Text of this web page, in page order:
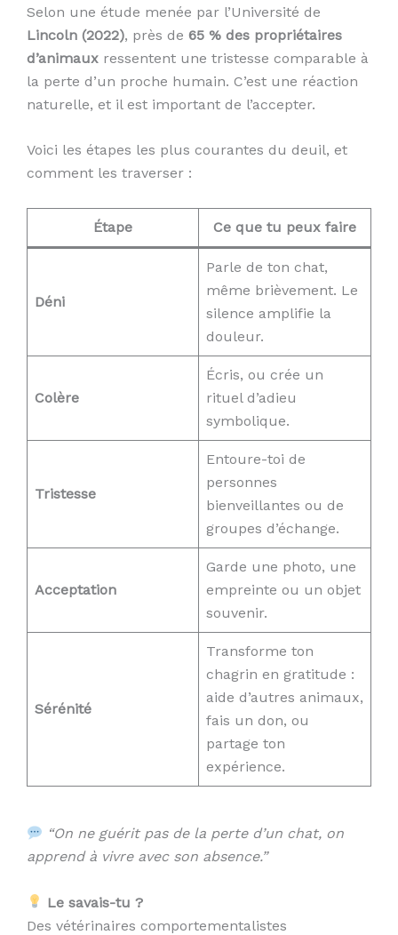
Selon une étude menée par l’Université de
Lincoln (2022), près de 65 % des propriétaires
d’animaux ressentent une tristesse comparable à
la perte d’un proche humain. C’est une réaction
naturelle, et il est important de l’accepter.
Voici les étapes les plus courantes du deuil, et
comment les traverser :
Étape Ce que tu peux faire
Déni
Parle de ton chat,
même brièvement. Le
silence amplifie la
douleur.
Colère
Écris, ou crée un
rituel d’adieu
symbolique.
Tristesse
Entoure-toi de
personnes
bienveillantes ou de
groupes d’échange.
Acceptation
Garde une photo, une
empreinte ou un objet
souvenir.
Sérénité
Transforme ton
chagrin en gratitude :
aide d’autres animaux,
fais un don, ou
partage ton
expérience.
“On ne guérit pas de la perte d’un chat, on
apprend à vivre avec son absence.”
Le savais-tu ?
Des vétérinaires comportementalistes